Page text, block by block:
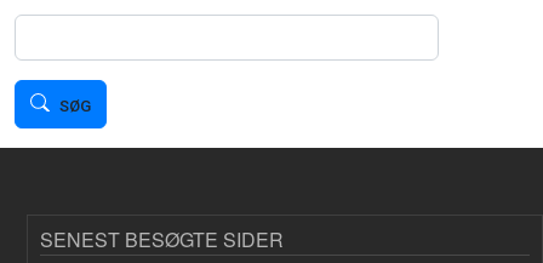
Søg
SØG
SENEST BESØGTE SIDER